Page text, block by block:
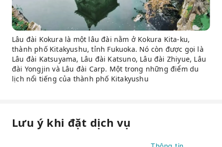
Lâu đài Kokura là một lâu đài nằm ở Kokura Kita-ku,
thành phố Kitakyushu, tỉnh Fukuoka. Nó còn được gọi là
Lâu đài Katsuyama, Lâu đài Katsuno, Lâu đài Zhiyue, Lâu
đài Yongjin và Lâu đài Carp. Một trong những điểm du
lịch nổi tiếng của thành phố Kitakyushu
Lưu ý khi đặt dịch vụ